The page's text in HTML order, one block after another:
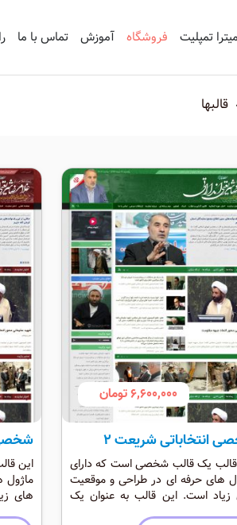
میترا تمپلیت فروشگاه آموزش تماس با ما
قالبها
6,600,000 تومان
انتخاباتی شریعت 2
یک قالب شخصی است که دارای
های حرفه ای در طراحی و موقعیت
زیاد است. این قالب به عنوان یک
انتخاباتی و شخصی حرفه ای است که
شخصی
این
ماژول
های